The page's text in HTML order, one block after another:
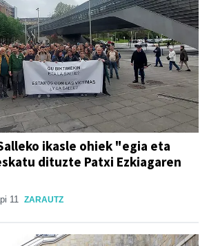
ikasle ohiek "egia eta
dituzte Patxi Ezkiagaren
11 ZARAUTZ